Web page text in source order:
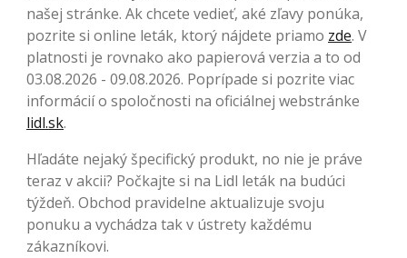
našej stránke. Ak chcete vedieť, aké zľavy ponúka,
pozrite si online leták, ktorý nájdete priamo zde. V
platnosti je rovnako ako papierová verzia a to od
03.08.2026 - 09.08.2026. Poprípade si pozrite viac
informácií o spoločnosti na oficiálnej webstránke
lidl.sk.
Hľadáte nejaký špecifický produkt, no nie je práve
teraz v akcii? Počkajte si na Lidl leták na budúci
týždeň. Obchod pravidelne aktualizuje svoju
ponuku a vychádza tak v ústrety každému
zákazníkovi.